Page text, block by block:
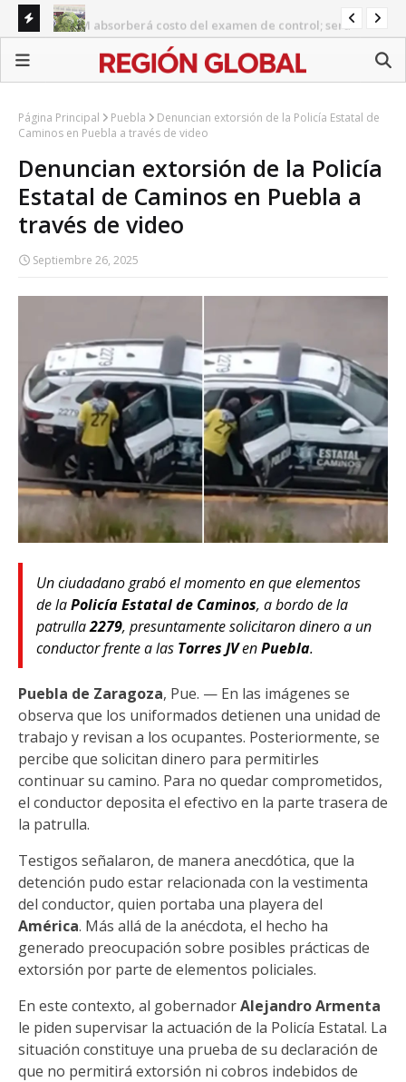
UNAM absorberá costo del examen de control; será
gratuito para aspirantes
Ciclosporiasis en México: 33 casos; SSa investiga hoteles y
empacadora
Página Principal Puebla
Denuncian extorsión de la Policía Estatal de
Caminos en Puebla a través de video
Denuncian extorsión de la Policía
Estatal de Caminos en Puebla a
través de video
Septiembre 26, 2025
Un ciudadano grabó el momento en que elementos
de laPolicía Estatal de Caminos, a bordo de la
patrulla2279, presuntamente solicitaron dinero a un
conductor frente a las Torres JVenPuebla.
Puebla de Zaragoza, Pue. — En las imágenes se
observa que los uniformados detienen una unidad de
trabajo y revisan a los ocupantes. Posteriormente, se
percibe que solicitan dinero para permitirles
continuar su camino. Para no quedar comprometidos,
el conductor deposita el efectivo en la parte trasera de
la patrulla.
Testigos señalaron, de manera anecdótica, que la
detención pudo estar relacionada con la vestimenta
del conductor, quien portaba una playera del
América. Más allá de la anécdota, el hecho ha
generado preocupación sobre posibles prácticas de
extorsión por parte de elementos policiales.
En este contexto, al gobernadorAlejandro Armenta
le piden supervisar la actuación de la Policía Estatal. La
situación constituye una prueba de su declaración de
que no permitirá extorsión ni cobros indebidos de